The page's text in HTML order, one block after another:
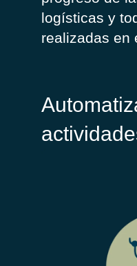
logísticas y
realizadas en